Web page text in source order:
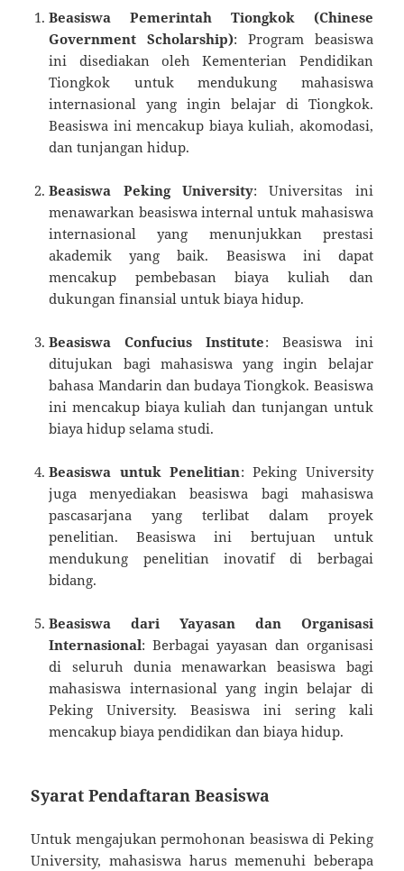
Beasiswa Pemerintah Tiongkok (Chinese
Government Scholarship): Program beasiswa
ini disediakan oleh Kementerian Pendidikan
Tiongkok untuk mendukung mahasiswa
internasional yang ingin belajar di Tiongkok.
Beasiswa ini mencakup biaya kuliah, akomodasi,
dan tunjangan hidup.
Beasiswa Peking University: Universitas ini
menawarkan beasiswa internal untuk mahasiswa
internasional yang menunjukkan prestasi
akademik yang baik. Beasiswa ini dapat
mencakup pembebasan biaya kuliah dan
dukungan finansial untuk biaya hidup.
Beasiswa Confucius Institute: Beasiswa ini
ditujukan bagi mahasiswa yang ingin belajar
bahasa Mandarin dan budaya Tiongkok. Beasiswa
ini mencakup biaya kuliah dan tunjangan untuk
biaya hidup selama studi.
Beasiswa untuk Penelitian: Peking University
juga menyediakan beasiswa bagi mahasiswa
pascasarjana yang terlibat dalam proyek
penelitian. Beasiswa ini bertujuan untuk
mendukung penelitian inovatif di berbagai
bidang.
Beasiswa dari Yayasan dan Organisasi
Internasional: Berbagai yayasan dan organisasi
di seluruh dunia menawarkan beasiswa bagi
mahasiswa internasional yang ingin belajar di
Peking University. Beasiswa ini sering kali
mencakup biaya pendidikan dan biaya hidup.
Syarat Pendaftaran Beasiswa
Untuk mengajukan permohonan beasiswa di Peking
University, mahasiswa harus memenuhi beberapa